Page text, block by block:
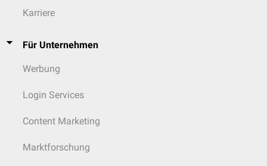
Karriere
Für Unternehmen
Werbung
Login Services
Content Marketing
Marktforschung